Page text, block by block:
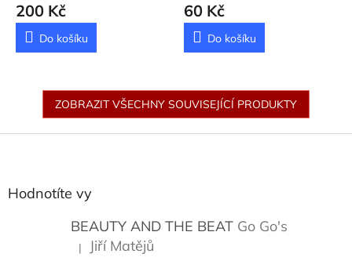
200 Kč
Do košíku
60 Kč
Do košíku
ZOBRAZIT VŠECHNY SOUVISEJÍCÍ PRODUKTY
Hodnotíte vy
BEAUTY AND THE BEAT Go Go's
Hodnocení produktu je 5 z 5 hvězdiček.
| Jiří Matějů